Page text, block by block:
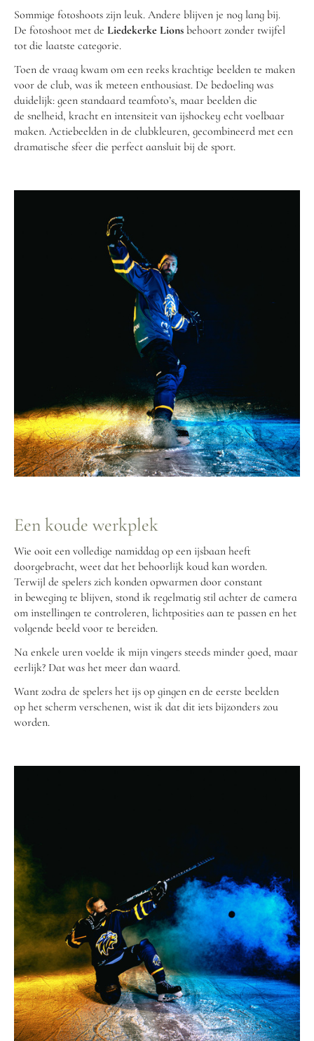
Sommige fotoshoots zijn leuk. Andere blijven je nog lang bij.
De fotoshoot met de Liedekerke Lions behoort zonder twijfel
tot die laatste categorie.
Toen de vraag kwam om een reeks krachtige beelden te maken
voor de club, was ik meteen enthousiast. De bedoeling was
duidelijk: geen standaard teamfoto’s, maar beelden die
de snelheid, kracht en intensiteit van ijshockey echt voelbaar
maken. Actiebeelden in de clubkleuren, gecombineerd met een
dramatische sfeer die perfect aansluit bij de sport.
Een koude werkplek
Wie ooit een volledige namiddag op een ijsbaan heeft
doorgebracht, weet dat het behoorlijk koud kan worden.
Terwijl de spelers zich konden opwarmen door constant
in beweging te blijven, stond ik regelmatig stil achter de camera
om instellingen te controleren, lichtposities aan te passen en het
volgende beeld voor te bereiden.
Na enkele uren voelde ik mijn vingers steeds minder goed, maar
eerlijk? Dat was het meer dan waard.
Want zodra de spelers het ijs op gingen en de eerste beelden
op het scherm verschenen, wist ik dat dit iets bijzonders zou
worden.